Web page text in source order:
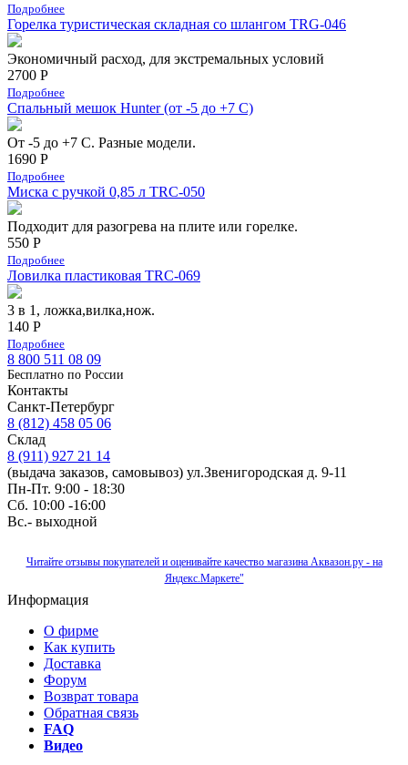
Подробнее
Горелка туристическая складная со шлангом TRG-046
Экономичный расход, для экстремальных условий
2700 Р
Подробнее
Спальный мешок Hunter (от -5 до +7 С)
От -5 до +7 С. Разные модели.
1690 Р
Подробнее
Миска с ручкой 0,85 л TRC-050
Подходит для разогрева на плите или горелке.
550 Р
Подробнее
Ловилка пластиковая TRC-069
3 в 1, ложка,вилка,нож.
140 Р
Подробнее
8 800 511 08 09
Бесплатно по Роcсии
Контакты
Санкт-Петербург
8 (812) 458 05 06
Склад
8 (911) 927 21 14
(выдача заказов, самовывоз) ул.Звенигородская д. 9-11
Пн-Пт. 9:00 - 18:30
Сб. 10:00 -16:00
Вс.- выходной
Читайте отзывы покупателей и оценивайте качество магазина Аквазон.ру - на
Яндекс.Маркете"
Информация
О фирме
Как купить
Доставка
Форум
Возврат товара
Обратная связь
FAQ
Видео